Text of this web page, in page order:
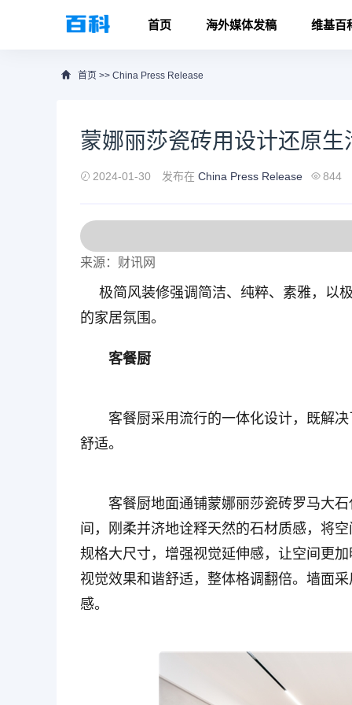
首页 海外媒体发稿 维基百
首页 >> China Press Release
蒙娜丽莎瓷砖用设计还原
2024-01-30 发布在 China Press Release 844
来源：财讯网
极简风装修强调简洁、纯粹、素雅，以
的家居氛围。
客餐厨
客餐厨采用流行的一体化设计，既解
舒适。
客餐厨地面通铺蒙娜丽莎瓷砖罗马大
间，刚柔并济地诠释天然的石材质感，将
规格大尺寸，增强视觉延伸感，让空间更
视觉效果和谐舒适，整体格调翻倍。墙面
感。